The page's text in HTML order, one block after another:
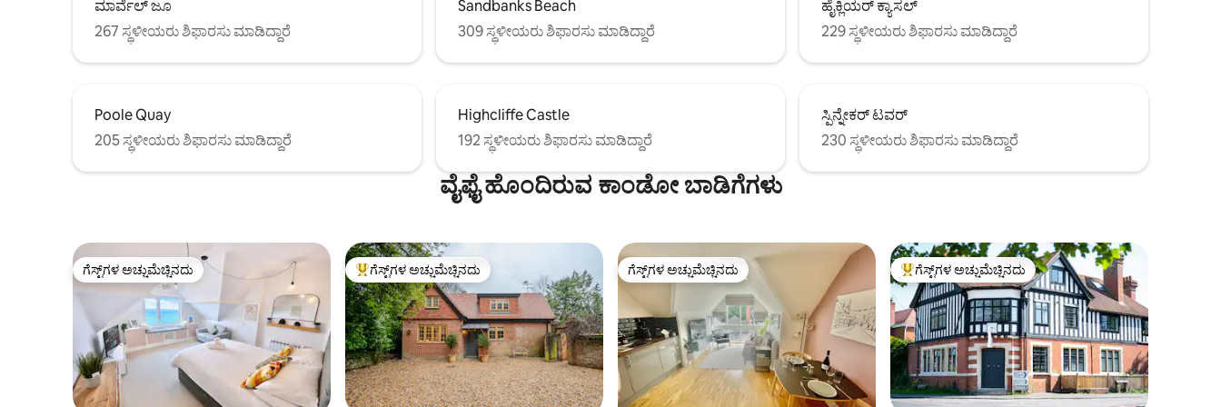
ಮಾರ್ವೆಲ್ ಜೂ
267 ಸ್ಥಳೀಯರು ಶಿಫಾರಸು ಮಾಡಿದ್ದಾರೆ
Sandbanks Beach
309 ಸ್ಥಳೀಯರು ಶಿಫಾರಸು ಮಾಡಿದ್ದಾರೆ
ಹೈಕ್ಲಿಯರ್ ಕ್ಯಾಸಲ್
229 ಸ್ಥಳೀಯರು ಶಿಫಾರಸು ಮಾಡಿದ್ದಾರೆ
Poole Quay
205 ಸ್ಥಳೀಯರು ಶಿಫಾರಸು ಮಾಡಿದ್ದಾರೆ
Highcliffe Castle
192 ಸ್ಥಳೀಯರು ಶಿಫಾರಸು ಮಾಡಿದ್ದಾರೆ
ಸ್ಪಿನ್ನೇಕರ್ ಟವರ್
230 ಸ್ಥಳೀಯರು ಶಿಫಾರಸು ಮಾಡಿದ್ದಾರೆ
ವೈಫೈ ಹೊಂದಿರುವ ಕಾಂಡೋ ಬಾಡಿಗೆಗಳು
ಗೆಸ್ಟ್‌ಗಳ ಅಚ್ಚುಮೆಚ್ಚಿನದು
ಗೆಸ್ಟ್‌ಗಳ ಅಚ್ಚುಮೆಚ್ಚಿನದು ಗೆಸ್ಟ್‌ಗಳಿಗೆ ಅತಿ ಹೆಚ್ಚು ಅಚ್ಚುಮೆಚ್ಚಿನದು
ಗೆಸ್ಟ್‌ಗಳ ಅಚ್ಚುಮೆಚ್ಚಿನದು ಗೆಸ್ಟ್‌ಗಳ ಅಚ್ಚುಮೆಚ್ಚಿನದು
ಗೆಸ್ಟ್‌ಗಳ ಅಚ್ಚುಮೆಚ್ಚಿನದು ಗೆಸ್ಟ್‌ಗಳಿಗೆ ಅತಿ ಹೆಚ್ಚು ಅಚ್ಚುಮೆಚ್ಚಿನದು
ಗೆಸ್ಟ್‌ಗಳ ಅಚ್ಚುಮೆಚ್ಚಿನದು